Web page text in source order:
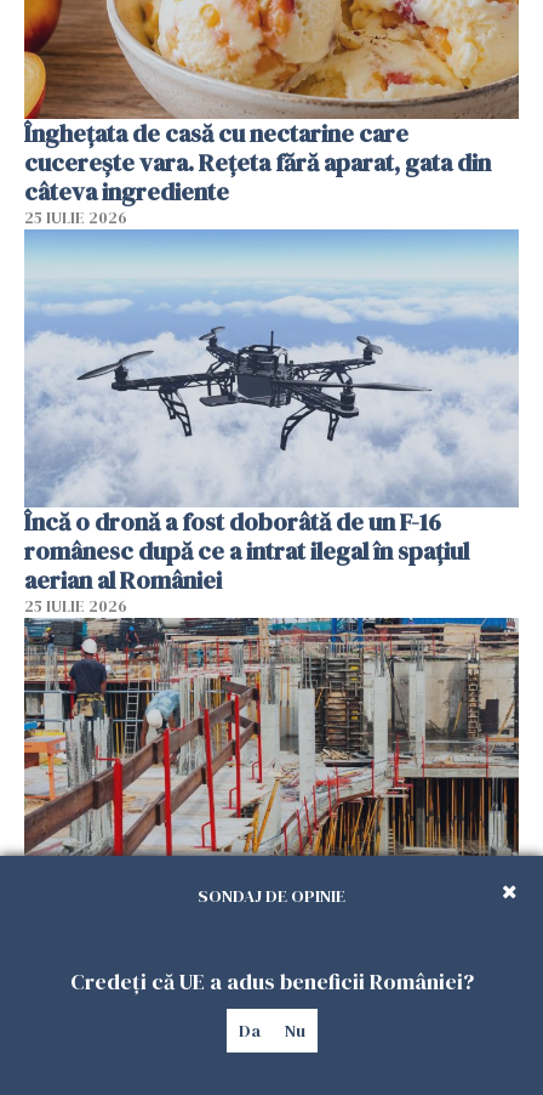
Înghețata de casă cu nectarine care
cucerește vara. Rețeta fără aparat, gata din
câteva ingrediente
25 IULIE 2026
Încă o dronă a fost doborâtă de un F-16
românesc după ce a intrat ilegal în spațiul
aerian al României
25 IULIE 2026
Se caută urgent români pentru șantiere din
25 IULIE 2026
SONDAJ DE OPINIE
Credeți că UE a adus beneficii României?
Da Nu